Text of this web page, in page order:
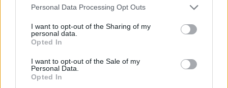
Please note that this website/app uses one or more Google
not limited to your visit or usage behaviour. You may click to
grant or deny consent to Google and its third-party tags to
use your data for below specified purposes in below Google
consent section.
Personal Data Processing Opt Outs
I want to opt-out of the Sharing of my
personal data.
Opted In
I want to opt-out of the Sale of my
Personal Data.
Opted In